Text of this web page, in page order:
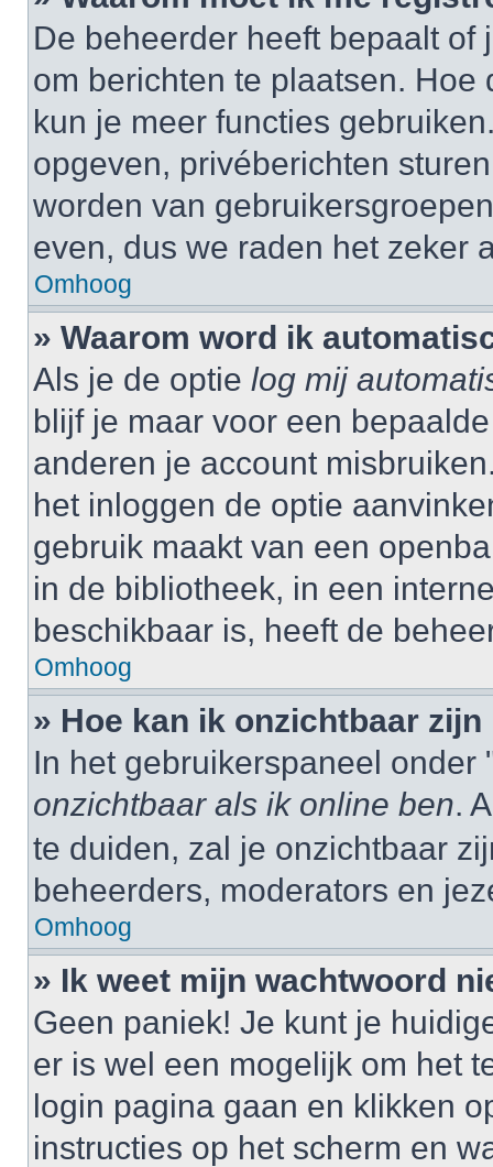
De beheerder heeft bepaalt
om berichten te plaatsen.
kun je meer functies
opgeven, privéberichten
worden van
even, dus we raden het zeker
Omhoog
» Waarom word ik
Als je de optie log mij
blijf je maar voor een
anderen je account
het inloggen de optie
gebruik maakt van een
in de bibliotheek, in een
beschikbaar is, heeft de
Omhoog
» Hoe kan ik onzichtbaar
In het gebruikerspaneel
onzichtbaar als ik online ben.
te duiden, zal je onzichtbaar
beheerders, moderators en
Omhoog
» Ik weet mijn wachtwoord
Geen paniek! Je kunt je
er is wel een mogelijk om het
login pagina gaan en klikken
instructies op het scherm en